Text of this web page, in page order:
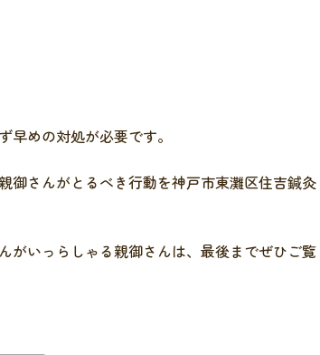
めの対処が必要です。
御さんがとるべき行動を神戸市東灘区住吉鍼灸
がいっらしゃる親御さんは、最後までぜひご覧